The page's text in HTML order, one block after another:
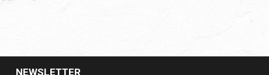
NEWSLETTER